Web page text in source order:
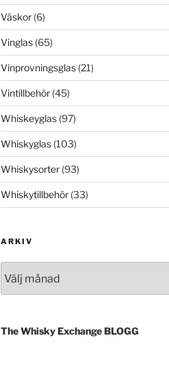
Väskor(6)
Vinglas(65)
Vinprovningsglas(21)
Vintillbehör(45)
Whiskeyglas(97)
Whiskyglas(103)
Whiskysorter(93)
Whiskytillbehör(33)
ARKIV
The Whisky Exchange BLOGG